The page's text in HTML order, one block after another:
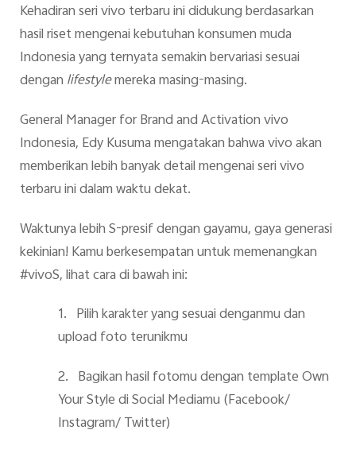
Kehadiran serivivo terbaruini didukung berdasarkan
hasil riset mengenai kebutuhan konsumen muda
Indonesia yang ternyata semakin bervariasi sesuai
dengan lifestylemereka masing-masing.
General Manager for Brand and Activation vivo
Indonesia, Edy Kusuma mengatakan bahwa vivo akan
memberikan lebih banyak detail mengenai serivivo
terbaruini dalam waktu dekat.
Waktunya lebih S-presif dengan gayamu, gaya generasi
kekinian! Kamu berkesempatan untuk memenangkan
#vivoS, lihat cara di bawah ini:
1. Pilih karakter yang sesuai denganmu dan
upload foto terunikmu
2. Bagikan hasil fotomu dengan template Own
Your Style di Social Mediamu (Facebook/
Instagram/ Twitter)